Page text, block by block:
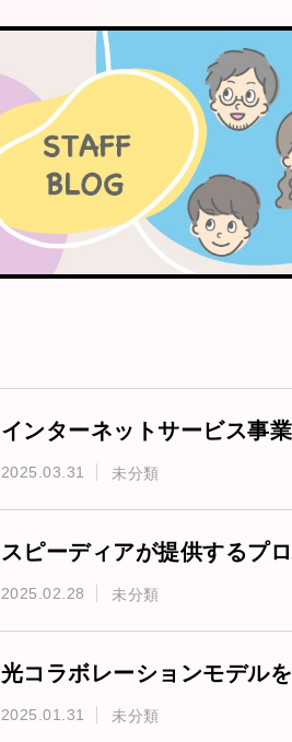
2025.03.31 未分類
2025.02.28 未分類
2025.01.31 未分類